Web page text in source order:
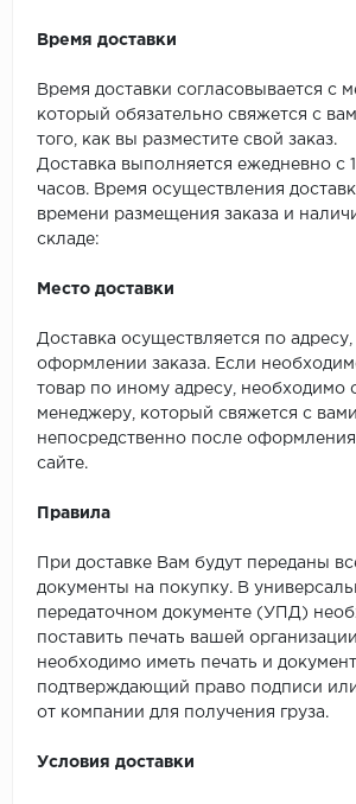
Время доставки
Время доставки согласовывается с
который обязательно свяжется с
того, как вы разместите свой заказ.
Доставка выполняется ежедневно с
часов. Время осуществления
времени размещения заказа и
складе:
Место доставки
Доставка осуществляется по
оформлении заказа. Если
товар по иному адресу, необходимо
менеджеру, который свяжется с вами
непосредственно после оформления
сайте.
Правила
При доставке Вам будут переданы
документы на покупку. В
передаточном документе (УПД)
поставить печать вашей
необходимо иметь печать и документ,
подтверждающий право подписи
от компании для получения груза.
Условия доставки